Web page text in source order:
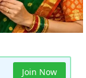
Join Now